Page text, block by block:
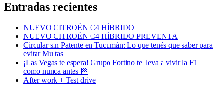
Entradas recientes
NUEVO CITROËN C4 HÍBRIDO
NUEVO CITROËN C4 HÍBRIDO PREVENTA
Circular sin Patente en Tucumán: Lo que tenés que saber para
evitar Multas
¡Las Vegas te espera! Grupo Fortino te lleva a vivir la F1
como nunca antes 🏁
After work + Test drive